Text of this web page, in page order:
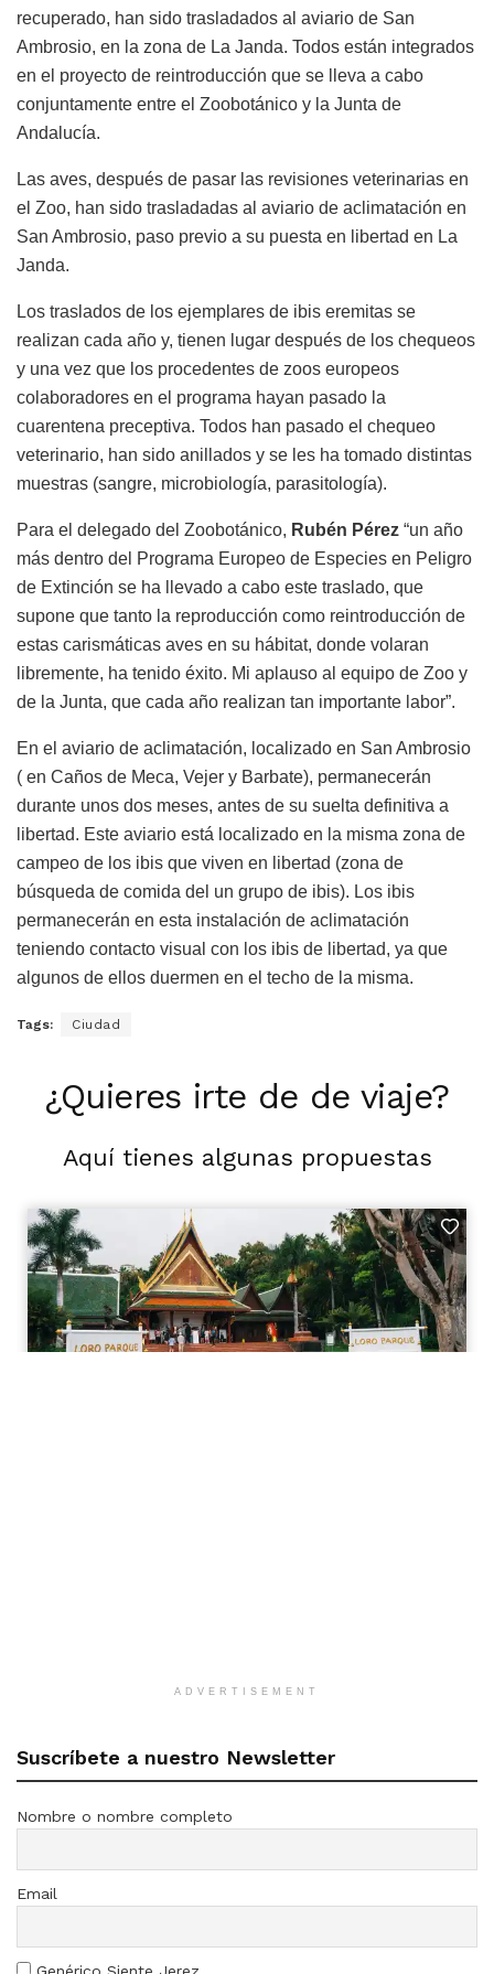
recuperado, han sido trasladados al aviario de San
Ambrosio, en la zona de La Janda. Todos están integrados
en el proyecto de reintroducción que se lleva a cabo
conjuntamente entre el Zoobotánico y la Junta de
Andalucía.
Las aves, después de pasar las revisiones veterinarias en
el Zoo, han sido trasladadas al aviario de aclimatación en
San Ambrosio, paso previo a su puesta en libertad en La
Janda.
Los traslados de los ejemplares de ibis eremitas se
realizan cada año y, tienen lugar después de los chequeos
y una vez que los procedentes de zoos europeos
colaboradores en el programa hayan pasado la
cuarentena preceptiva. Todos han pasado el chequeo
veterinario, han sido anillados y se les ha tomado distintas
muestras (sangre, microbiología, parasitología).
Para el delegado del Zoobotánico, Rubén Pérez “un año
más dentro del Programa Europeo de Especies en Peligro
de Extinción se ha llevado a cabo este traslado, que
supone que tanto la reproducción como reintroducción de
estas carismáticas aves en su hábitat, donde volaran
libremente, ha tenido éxito. Mi aplauso al equipo de Zoo y
de la Junta, que cada año realizan tan importante labor”.
En el aviario de aclimatación, localizado en San Ambrosio
( en Caños de Meca, Vejer y Barbate), permanecerán
durante unos dos meses, antes de su suelta definitiva a
libertad. Este aviario está localizado en la misma zona de
campeo de los ibis que viven en libertad (zona de
búsqueda de comida del un grupo de ibis). Los ibis
permanecerán en esta instalación de aclimatación
teniendo contacto visual con los ibis de libertad, ya que
algunos de ellos duermen en el techo de la misma.
Tags: Ciudad
¿Quieres irte de de viaje?
Aquí tienes algunas propuestas
ADVERTISEMENT
Suscríbete a nuestro Newsletter
Nombre o nombre completo
Email